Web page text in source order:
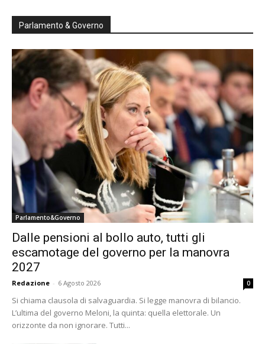
Parlamento & Governo
Parlamento&Governo
Dalle pensioni al bollo auto, tutti gli
escamotage del governo per la manovra
2027
Redazione - 6 Agosto 2026 0
Si chiama clausola di salvaguardia. Si legge manovra di bilancio.
L’ultima del governo Meloni, la quinta: quella elettorale. Un
orizzonte da non ignorare. Tutti...